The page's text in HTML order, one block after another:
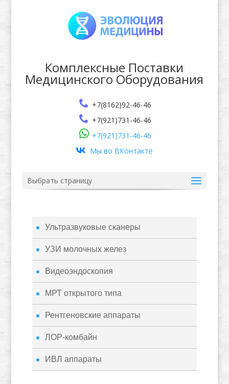
Комплексные Поставки
Медицинского Оборудования
+7(8162)92-46-46
+7(921)731-46-46
+7(921)731-46-46
Мы во ВКонтакте
Выбрать страницу
Ультразвуковые сканеры
УЗИ молочных желез
Видеоэндоскопия
МРТ открытого типа
Рентгеновские аппараты
ЛОР-комбайн
ИВЛ аппараты